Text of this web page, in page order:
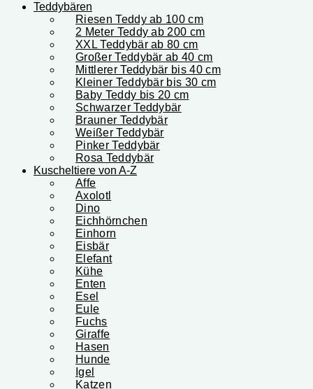
Teddybären
Riesen Teddy ab 100 cm
2 Meter Teddy ab 200 cm
XXL Teddybär ab 80 cm
Großer Teddybär ab 40 cm
Mittlerer Teddybär bis 40 cm
Kleiner Teddybär bis 30 cm
Baby Teddy bis 20 cm
Schwarzer Teddybär
Brauner Teddybär
Weißer Teddybär
Pinker Teddybär
Rosa Teddybär
Kuscheltiere von A-Z
Affe
Axolotl
Dino
Eichhörnchen
Einhorn
Eisbär
Elefant
Kühe
Enten
Esel
Eule
Fuchs
Giraffe
Hasen
Hunde
Igel
Katzen